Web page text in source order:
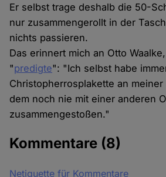
Er selbst trage deshalb die 50-
nur zusammengerollt in der
nichts passieren.
Das erinnert mich an Otto
"predigte": "Ich selbst habe
Christopherrosplakette an
dem noch nie mit einer anderen
zusammengestoßen."
Kommentare (8)
Netiquette für Kommentare